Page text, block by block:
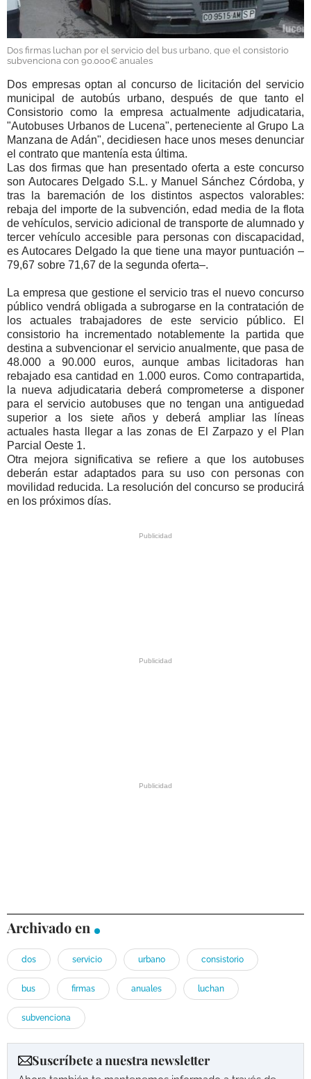
Dos firmas luchan por el servicio del bus urbano, que el consistorio
subvenciona con 90.000€ anuales
Dos empresas optan al concurso de licitación del servicio
municipal de autobús urbano, después de que tanto el
Consistorio como la empresa actualmente adjudicataria,
"Autobuses Urbanos de Lucena", perteneciente al Grupo La
Manzana de Adán", decidiesen hace unos meses denunciar
el contrato que mantenía esta última.
Las dos firmas que han presentado oferta a este concurso
son Autocares Delgado S.L. y Manuel Sánchez Córdoba, y
tras la baremación de los distintos aspectos valorables:
rebaja del importe de la subvención, edad media de la flota
de vehículos, servicio adicional de transporte de alumnado y
tercer vehículo accesible para personas con discapacidad,
es Autocares Delgado la que tiene una mayor puntuación –
79,67 sobre 71,67 de la segunda oferta–.
La empresa que gestione el servicio tras el nuevo concurso
público vendrá obligada a subrogarse en la contratación de
los actuales trabajadores de este servicio público. El
consistorio ha incrementado notablemente la partida que
destina a subvencionar el servicio anualmente, que pasa de
48.000 a 90.000 euros, aunque ambas licitadoras han
rebajado esa cantidad en 1.000 euros. Como contrapartida,
la nueva adjudicataria deberá comprometerse a disponer
para el servicio autobuses que no tengan una antiguedad
superior a los siete años y deberá ampliar las líneas
actuales hasta llegar a las zonas de El Zarpazo y el Plan
Parcial Oeste 1.
Otra mejora significativa se refiere a que los autobuses
deberán estar adaptados para su uso con personas con
movilidad reducida. La resolución del concurso se producirá
en los próximos días.
Archivado en
dos servicio urbano consistorio
bus firmas anuales luchan
subvenciona
Suscríbete a nuestra newsletter